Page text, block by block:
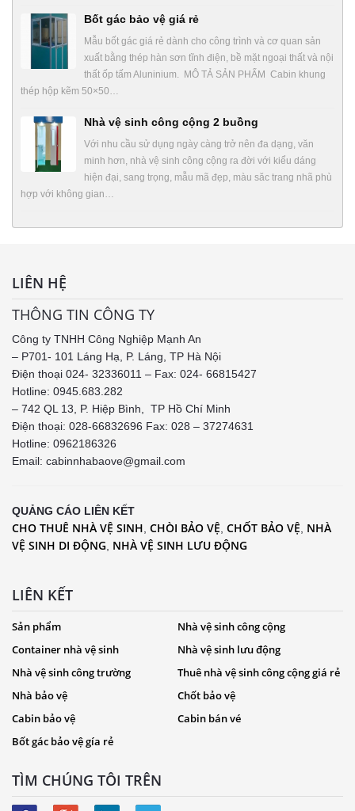
Bốt gác bảo vệ giá rẻ
Mẫu bốt gác giá rẻ dành cho công trình và cơ quan sản
xuất bằng thép hàn sơn tĩnh điện, bề mặt ngoại thất và nội
thất ốp tấm Aluninium. MÔ TẢ SẢN PHẨM Cabin khung
thép hộp kẽm 50×50…
Nhà vệ sinh công cộng 2 buồng
Với nhu cầu sử dụng ngày càng trở nên đa dạng, văn
minh hơn, nhà vệ sinh công cộng ra đời với kiểu dáng
hiện đại, sang trọng, mẫu mã đẹp, màu săc trang nhã phù
hợp với không gian…
LIÊN HỆ
THÔNG TIN CÔNG TY
Công ty TNHH Công Nghiệp Mạnh An
– P701- 101 Láng Hạ, P. Láng, TP Hà Nội
Điện thoại 024- 32336011 – Fax: 024- 66815427
Hotline: 0945.683.282
– 742 QL 13, P. Hiệp Bình, TP Hồ Chí Minh
Điện thoại: 028-66832696 Fax: 028 – 37274631
Hotline: 0962186326
Email: cabinnhabaove@gmail.com
QUẢNG CÁO LIÊN KẾT
CHO THUÊ NHÀ VỆ SINH CHÒI BẢO VỆ CHỐT BẢO VỆ NHÀ
VỆ SINH DI ĐỘNG NHÀ VỆ SINH LƯU ĐỘNG
LIÊN KẾT
Sản phẩm
Nhà vệ sinh công cộng
Container nhà vệ sinh
Nhà vệ sinh lưu động
Nhà vệ sinh công trường
Thuê nhà vệ sinh công cộng giá rẻ
Nhà bảo vệ
Chốt bảo vệ
Cabin bảo vệ
Cabin bán vé
Bốt gác bảo vệ gía rẻ
TÌM CHÚNG TÔI TRÊN